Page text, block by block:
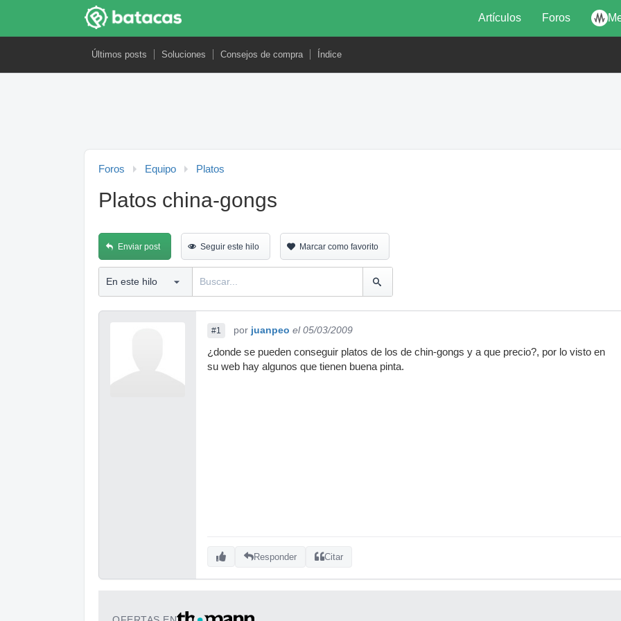
Artículos Foros
Últimos posts Soluciones Consejos de compra Índice
Foros Equipo Platos
Platos china-gongs
Enviar post Seguir este hilo Marcar como favorito
#1 por juanpeo el 05/03/2009
¿donde se pueden conseguir platos de los de chin-gongs y a que precio?, por lo visto en
su web hay algunos que tienen buena pinta.
Responder Citar